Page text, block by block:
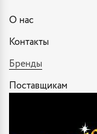
О нас
Контакты
Бренды
Поставщикам